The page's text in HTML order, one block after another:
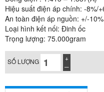
Hiệu suất điện áp chính: -8%/
An toàn điện áp nguồn: +/-10%
Loại hình kết nối: Đinh ốc
Trọng lượng: 75.000gram
SỐ LƯỢNG